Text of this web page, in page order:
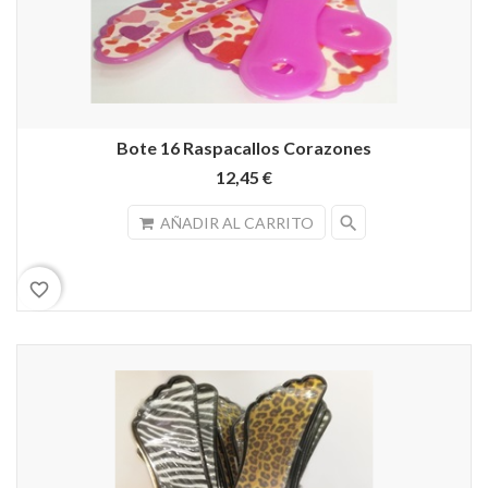
Bote 16 Raspacallos Corazones
12,45 €
AÑADIR AL CARRITO search
favorite_border